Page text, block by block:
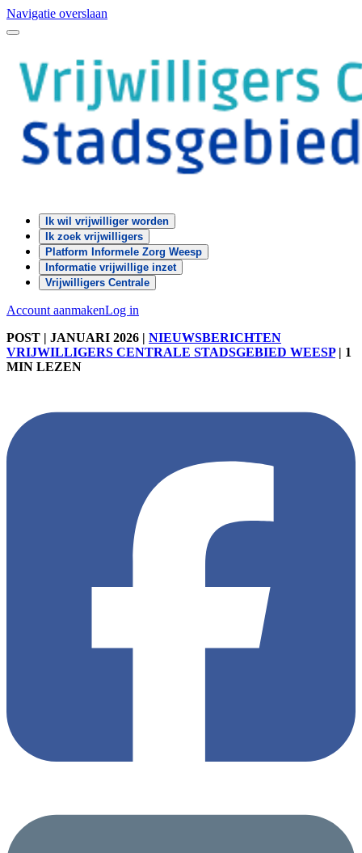
Navigatie overslaan
Ik wil vrijwilliger worden
Ik zoek vrijwilligers
Platform Informele Zorg Weesp
Informatie vrijwillige inzet
Vrijwilligers Centrale
Account aanmakenLog in
POST | JANUARI 2026 | NIEUWSBERICHTEN
VRIJWILLIGERS CENTRALE STADSGEBIED WEESP| 1
MIN LEZEN